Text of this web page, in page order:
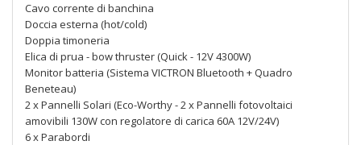
Cavo corrente di banchina
Doccia esterna (hot/cold)
Doppia timoneria
Elica di prua - bow thruster (Quick - 12V 4300W)
Monitor batteria (Sistema VICTRON Bluetooth + Quadro
Beneteau)
2 x Pannelli Solari (Eco-Worthy - 2 x Pannelli fotovoltaici
amovibili 130W con regolatore di carica 60A 12V/24V)
6 x Parabordi